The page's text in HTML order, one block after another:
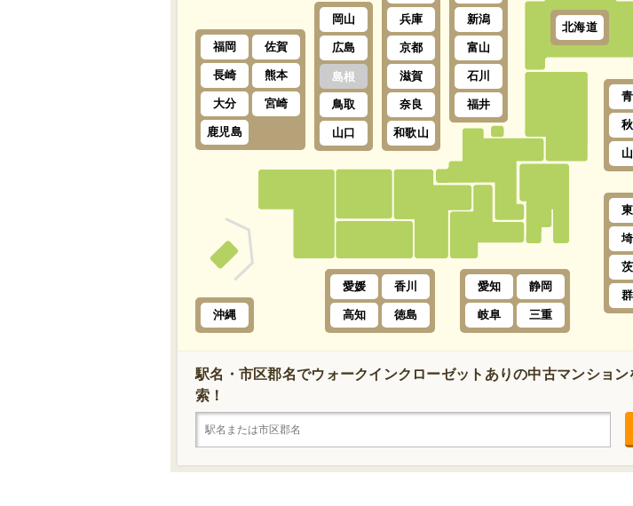
北海道
新潟
富山
石川
福井
愛知 静岡
岐阜 三重
兵庫
京都
滋賀
奈良
和歌山
岡山
広島
島根
鳥取
山口
愛媛 香川
高知 徳島
福岡 佐賀
長崎 熊本
大分 宮崎
鹿児島
沖縄
駅名・市区郡名でウォークインクローゼットありの中古マンション
索！